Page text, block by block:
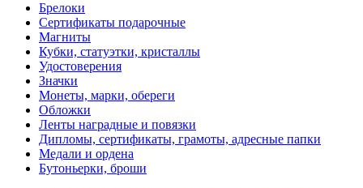
Брелоки
Сертификаты подарочные
Магниты
Кубки, статуэтки, кристаллы
Удостоверения
Значки
Монеты, марки, обереги
Обложки
Ленты наградные и повязки
Дипломы, сертификаты, грамоты, адресные папки
Медали и ордена
Бутоньерки, броши